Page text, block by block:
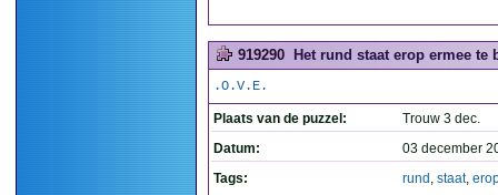
919290 Het rund staat erop ermee te
.O.V.E.
Plaats van de puzzel:
Trouw 3 dec.
Datum:
03 december
Tags:
rund , staat,